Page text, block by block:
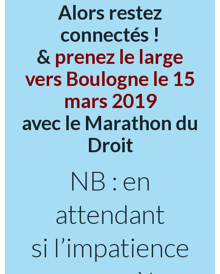
Alors restez
connectés !
& prenez le large
vers Boulogne le 15
mars 2019
avec le Marathon du
Droit
NB : en
attendant
si l’impatience